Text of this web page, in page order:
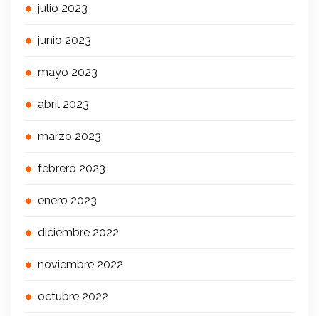
julio 2023
junio 2023
mayo 2023
abril 2023
marzo 2023
febrero 2023
enero 2023
diciembre 2022
noviembre 2022
octubre 2022